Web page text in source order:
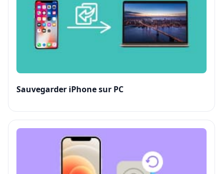
Sauvegarder iPhone sur PC